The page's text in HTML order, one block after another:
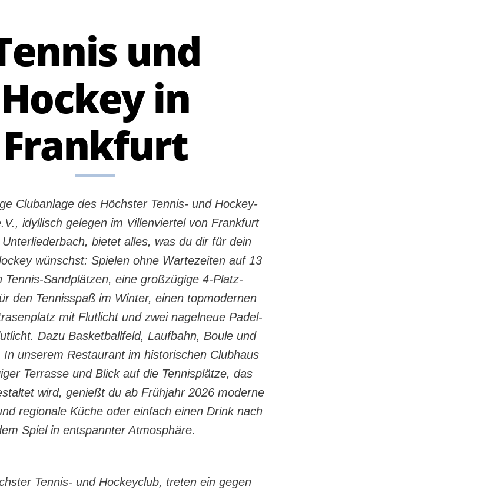
und
Hockey in
Frankfurt
Clubanlage des Höchster Tennis- und Hockey-
idyllisch gelegen im Villenviertel von Frankfurt
bietet alles, was du dir für dein
wünschst: Spielen ohne Wartezeiten auf 13
Tennis-Sandplätzen, eine großzügige 4-Platz-
den Tennisspaß im Winter, einen topmodernen
mit Flutlicht und zwei nagelneue Padel-
Dazu Basketballfeld, Laufbahn, Boule und
In unserem Restaurant im historischen Clubhaus
Terrasse und Blick auf die Tennisplätze, das
wird, genießt du ab Frühjahr 2026 moderne
regionale Küche oder einfach einen Drink nach
Spiel in entspannter Atmosphäre.
Tennis- und Hockeyclub, treten ein gegen